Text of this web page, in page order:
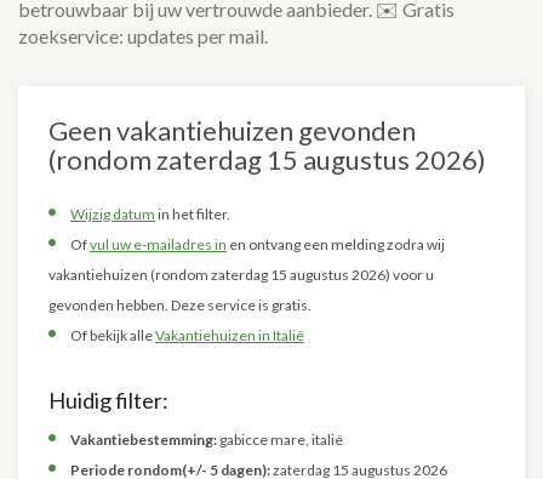
betrouwbaar bij uw vertrouwde aanbieder. ✉️ Gratis
zoekservice: updates per mail.
Geen vakantiehuizen gevonden
(rondom zaterdag 15 augustus 2026)
Wijzig datum in het filter.
Ofvul uw e-mailadres in en ontvang een melding zodra wij
vakantiehuizen (rondom zaterdag 15 augustus 2026) voor u
gevonden hebben. Deze service is gratis.
Of bekijk alleVakantiehuizen in Italië
Huidig filter:
Vakantiebestemming: gabicce mare, italië
Periode rondom(+/- 5 dagen):zaterdag 15 augustus 2026